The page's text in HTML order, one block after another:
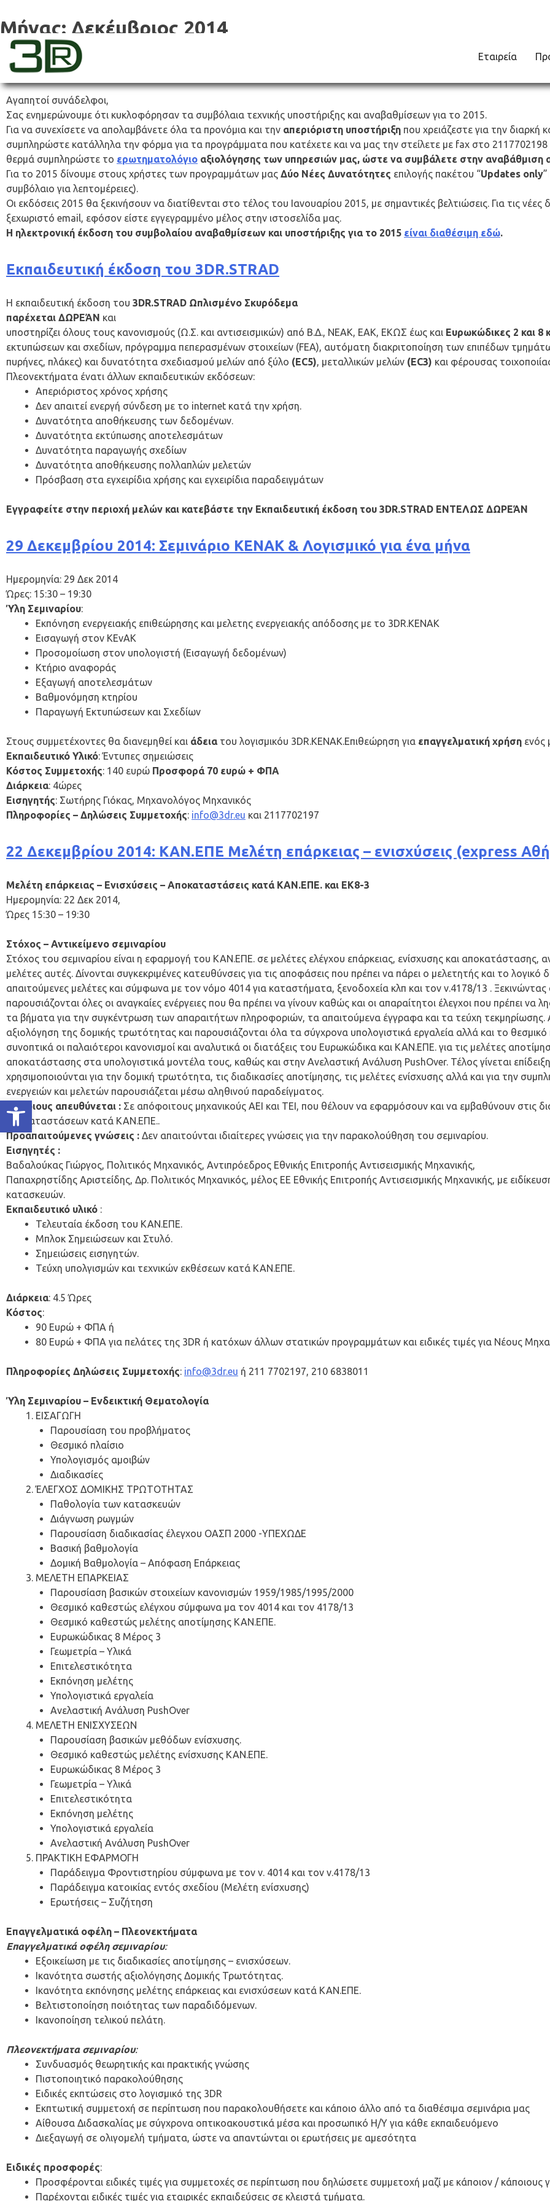
Ανοίξτε τη γραμμή εργαλείων
to
content
3dr
Εταιρεία
Μήνας: Δεκέμβριος 2014
Συμβόλαια Αναβαθμίσεων – Τεχνικής Υποστήριξης 2015
Αγαπητοί συνάδελφοι,
Σας ενημερώνουμε ότι κυκλοφόρησαν τα συμβόλαια τεχνικής υποστήριξης και αναβαθμίσεων για το 2015.
Για να συνεχίσετε να απολαμβάνετε όλα τα προνόμια και την απεριόριστη υποστήριξη που χρειάζεστε για την
συμπληρώστε κατάλληλα την φόρμα για τα προγράμματα που κατέχετε και να μας την στείλετε με fax στο
θερμά συμπληρώστε το ερωτηματολόγιο αξιολόγησης των υπηρεσιών μας, ώστε να συμβάλετε στην αναβάθμιση
Για το 2015 δίνουμε στους χρήστες των προγραμμάτων μας Δύο Νέες Δυνατότητες επιλογής πακέτου “Updates only”
συμβόλαιο για λεπτομέρειες).
Οι εκδόσεις 2015 θα ξεκινήσουν να διατίθενται στο τέλος του Ιανουαρίου 2015, με σημαντικές βελτιώσεις. Για τις
ξεχωριστό email, εφόσον είστε εγγεγραμμένο μέλος στην ιστοσελίδα μας.
Η ηλεκτρονική έκδοση του συμβολαίου αναβαθμίσεων και υποστήριξης για το 2015 είναι διαθέσιμη εδώ.
Εκπαιδευτική έκδοση του 3DR.STRAD
Η εκπαιδευτική έκδοση του 3DR.STRAD Ωπλισμένο Σκυρόδεμα
παρέχεται ΔΩΡΕΆΝ και
υποστηρίζει όλους τους κανονισμούς (Ω.Σ. και αντισεισμικών) από Β.Δ., NEAK, EAK, ΕΚΩΣ έως και Ευρωκώδικες 2 και 8
εκτυπώσεων και σχεδίων, πρόγραμμα πεπερασμένων στοιχείων (FEA), αυτόματη διακριτοποίηση των επιπέδων
πυρήνες, πλάκες) και δυνατότητα σχεδιασμού μελών από ξύλο (EC5), μεταλλικών μελών (EC3) και φέρουσας
Πλεονεκτήματα ένατι άλλων εκπαιδευτικών εκδόσεων:
Απεριόριστος χρόνος χρήσης
Δεν απαιτεί ενεργή σύνδεση με το internet κατά την χρήση.
Δυνατότητα αποθήκευσης των δεδομένων.
Δυνατότητα εκτύπωσης αποτελεσμάτων
Δυνατότητα παραγωγής σχεδίων
Δυνατότητα αποθήκευσης πολλαπλών μελετών
Πρόσβαση στα εγχειρίδια χρήσης και εγχειρίδια παραδειγμάτων
Eγγραφείτε στην περιοχή μελών και κατεβάστε την Εκπαιδευτική έκδοση του 3DR.STRAD ΕΝΤΕΛΩΣ ΔΩΡΕΆΝ
29 Δεκεμβρίου 2014: Σεμινάριο KENAK & Λογισμικό για ένα μήνα
Ημερομηνία: 29 Δεκ 2014
Ώρες: 15:30 – 19:30
Ύλη Σεμιναρίου:
Εκπόνηση ενεργειακής επιθεώρησης και μελετης ενεργειακής απόδοσης με το 3DR.KENAK
Εισαγωγή στον ΚΕνΑΚ
Προσομοίωση στον υπολογιστή (Εισαγωγή δεδομένων)
Κτήριο αναφοράς
Εξαγωγή αποτελεσμάτων
Βαθμονόμηση κτηρίου
Παραγωγή Εκτυπώσεων και Σχεδίων
Στους συμμετέχοντες θα διανεμηθεί και άδειατου λογισμικόυ 3DR.ΚΕΝΑΚ.Επιθεώρηση για επαγγελματική χρήση ενός
Εκπαιδευτικό Υλικό: Έντυπες σημειώσεις
Κόστος Συμμετοχής: 140 ευρώ Προσφορά 70 ευρώ + ΦΠΑ
Διάρκεια: 4ώρες
Εισηγητής: Σωτήρης Γιόκας, Μηχανολόγος Μηχανικός
Πληροφορίες – Δηλώσεις Συμμετοχής: info@3dr.eu και 2117702197
22 Δεκεμβρίου 2014: ΚΑΝ.ΕΠΕ Μελέτη επάρκειας – ενισχύσεις (express
Μελέτη επάρκειας – Ενισχύσεις – Αποκαταστάσεις κατά ΚΑΝ.ΕΠΕ. και ΕΚ8-3
Ημερομηνία: 22 Δεκ 2014,
Ώρες 15:30 – 19:30
Στόχος – Αντικείμενο σεμιναρίου
Στόχος του σεμιναρίου είναι η εφαρμογή του ΚΑΝ.ΕΠΕ. σε μελέτες ελέγχου επάρκειας, ενίσχυσης και
μελέτες αυτές. Δίνονται συγκεκριμένες κατευθύνσεις για τις αποφάσεις που πρέπει να πάρει ο μελετητής και το
απαιτούμενες μελέτες και σύμφωνα με τον νόμο 4014 για καταστήματα, ξενοδοχεία κλπ και τον ν.4178/13 .
παρουσιάζονται όλες οι αναγκαίες ενέργειες που θα πρέπει να γίνουν καθώς και οι απαραίτητοι έλεγχοι που πρέπει
τα βήματα για την συγκέντρωση των απαραιτήτων πληροφοριών, τα απαιτούμενα έγγραφα και τα τεύχη
αξιολόγηση της δομικής τρωτότητας και παρουσιάζονται όλα τα σύγχρονα υπολογιστικά εργαλεία αλλά και το
συνοπτικά οι παλαιότεροι κανονισμοί και αναλυτικά οι διατάξεις του Ευρωκώδικα και ΚΑΝ.ΕΠΕ. για τις μελέτες
αποκατάστασης στα υπολογιστικά μοντέλα τους, καθώς και στην Ανελαστική Ανάλυση PushOver. Τέλος γίνεται
χρησιμοποιούνται για την δομική τρωτότητα, τις διαδικασίες αποτίμησης, τις μελέτες ενίσχυσης αλλά και για την
ενεργειών και μελετών παρουσιάζεται μέσω αληθινού παραδείγματος.
Σε ποιους απευθύνεται : Σε απόφοιτους μηχανικούς ΑΕΙ και ΤΕΙ, που θέλουν να εφαρμόσουν και να εμβαθύνουν στις
αποκαταστάσεων κατά ΚΑΝ.ΕΠΕ..
Προαπαιτούμενες γνώσεις : Δεν απαιτούνται ιδιαίτερες γνώσεις για την παρακολούθηση του σεμιναρίου.
Εισηγητές :
Βαδαλούκας Γιώργος, Πολιτικός Μηχανικός, Αντιπρόεδρος Εθνικής Επιτροπής Αντισεισμικής Μηχανικής,
Παπαχρηστίδης Αριστείδης, Δρ. Πολιτικός Μηχανικός, μέλος ΕΕ Εθνικής Επιτροπής Αντισεισμικής Μηχανικής, με
κατασκευών.
Εκπαιδευτικό υλικό :
Τελευταία έκδοση του ΚΑΝ.ΕΠΕ.
Μπλοκ Σημειώσεων και Στυλό.
Σημειώσεις εισηγητών.
Τεύχη υπολγισμών και τεχνικών εκθέσεων κατά ΚΑΝ.ΕΠΕ.
Διάρκεια: 4.5 Ώρες
Κόστος:
90 Ευρώ + ΦΠΑ ή
80 Ευρώ + ΦΠΑ για πελάτες της 3DR ή κατόχων άλλων στατικών προγραμμάτων και ειδικές τιμές για Νέους
Πληροφορίες Δηλώσεις Συμμετοχής: info@3dr.eu ή 211 7702197, 210 6838011
Ύλη Σεμιναρίου – Ενδεικτική Θεματολογία
ΕΙΣΑΓΩΓΗ
Παρουσίαση του προβλήματος
Θεσμικό πλαίσιο
Υπολογισμός αμοιβών
Διαδικασίες
ΈΛΕΓΧΟΣ ΔΟΜΙΚΗΣ ΤΡΩΤΟΤΗΤΑΣ
Παθολογία των κατασκευών
Διάγνωση ρωγμών
Παρουσίαση διαδικασίας έλεγχου ΟΑΣΠ 2000 -ΥΠΕΧΩΔΕ
Βασική βαθμολογία
Δομική Βαθμολογία – Απόφαση Επάρκειας
ΜΕΛΕΤΗ ΕΠΑΡΚΕΙΑΣ
Παρουσίαση βασικών στοιχείων κανονισμών 1959/1985/1995/2000
Θεσμικό καθεστώς ελέγχου σύμφωνα μα τον 4014 και τον 4178/13
Θεσμικό καθεστώς μελέτης αποτίμησης ΚΑΝ.ΕΠΕ.
Ευρωκώδικας 8 Μέρος 3
Γεωμετρία – Υλικά
Επιτελεστικότητα
Εκπόνηση μελέτης
Υπολογιστικά εργαλεία
Ανελαστική Ανάλυση PushOver
ΜΕΛΕΤΗ ΕΝΙΣΧΥΣΕΩΝ
Παρουσίαση βασικών μεθόδων ενίσχυσης.
Θεσμικό καθεστώς μελέτης ενίσχυσης ΚΑΝ.ΕΠΕ.
Ευρωκώδικας 8 Μέρος 3
Γεωμετρία – Υλικά
Επιτελεστικότητα
Εκπόνηση μελέτης
Υπολογιστικά εργαλεία
Ανελαστική Ανάλυση PushOver
ΠΡΑΚΤΙΚΗ ΕΦΑΡΜΟΓΗ
Παράδειγμα Φροντιστηρίου σύμφωνα με τον ν. 4014 και τον ν.4178/13
Παράδειγμα κατοικίας εντός σχεδίου (Μελέτη ενίσχυσης)
Ερωτήσεις – Συζήτηση
Επαγγελματικά οφέλη – Πλεονεκτήματα
Επαγγελματικά οφέλη σεμιναρίου:
Εξοικείωση με τις διαδικασίες αποτίμησης – ενισχύσεων.
Ικανότητα σωστής αξιολόγησης Δομικής Τρωτότητας.
Ικανότητα εκπόνησης μελέτης επάρκειας και ενισχύσεων κατά ΚΑΝ.ΕΠΕ.
Βελτιστοποίηση ποιότητας των παραδιδόμενων.
Ικανοποίηση τελικού πελάτη.
Πλεονεκτήματα σεμιναρίου:
Συνδυασμός θεωρητικής και πρακτικής γνώσης
Πιστοποιητικό παρακολούθησης
Ειδικές εκπτώσεις στο λογισμικό της 3DR
Εκπτωτική συμμετοχή σε περίπτωση που παρακολουθήσετε και κάποιο άλλο από τα διαθέσιμα σεμινάρια μας
Αίθουσα Διδασκαλίας με σύγχρονα οπτικοακουστικά μέσα και προσωπικό Η/Υ για κάθε εκπαιδευόμενο
Διεξαγωγή σε ολιγομελή τμήματα, ώστε να απαντώνται οι ερωτήσεις με αμεσότητα
Ειδικές προσφορές:
Προσφέρονται ειδικές τιμές για συμμετοχές σε περίπτωση που δηλώσετε συμμετοχή μαζί με κάποιον /
Παρέχονται ειδικές τιμές για εταιρικές εκπαιδεύσεις σε κλειστά τμήματα.